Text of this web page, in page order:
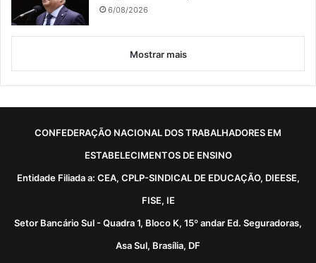
6/08/2026
Mostrar mais
CONFEDERAÇÃO NACIONAL DOS TRABALHADORES EM
ESTABELECIMENTOS DE ENSINO
Entidade Filiada a: CEA, CPLP-SINDICAL DE EDUCAÇÃO, DIEESE,
FISE, IE
Setor Bancário Sul - Quadra 1, Bloco K, 15º andar Ed. Seguradoras,
Asa Sul, Brasília, DF